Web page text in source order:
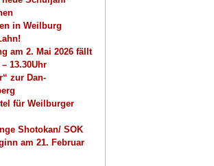
in Weilburg
am 2. Mai 2026 fällt
13.30Uhr
zur Dan-
für Weilburger
Shotokan/ SOK
am 21. Februar